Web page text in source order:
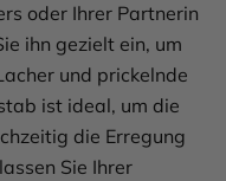
oder Ihrer Partnerin
ihn gezielt ein, um
und prickelnde
ist ideal, um die
die Erregung
Sie Ihrer